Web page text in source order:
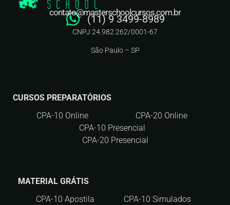
(11) 9 3499-8989
contato@masterschoolcursos.com.br
CNPJ 24.982.262/0001-67
São Paulo – SP
CURSOS PREPARATÓRIOS
CPA-10 Online
CPA-20 Online
CPA-10 Presencial
CPA-20 Presencial
MATERIAL GRÁTIS
CPA-10 Apostila
CPA-10 Simulados